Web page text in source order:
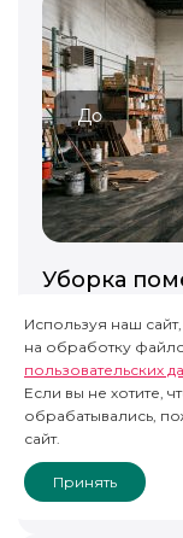
До
Уборка
Провели
помещения
следы
въевшиеся
Восстановили
помещение в
Сроки:2–3 дня
Используя наш
на обработку
пользовательских
Если вы не хотите,
обрабатывались,
сайт.
Принять